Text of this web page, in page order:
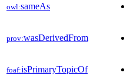
owl:sameAs
prov:wasDerivedFrom
foaf:isPrimaryTopicOf